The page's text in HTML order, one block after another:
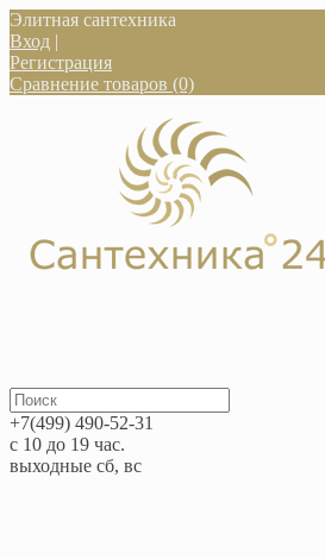
Элитная сантехника
Вход |
Регистрация
Сравнение товаров (0)
+7(499) 490-52-31
с 10 до 19 час.
выходные сб, вс